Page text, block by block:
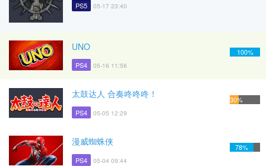
PS5 05-17 23:40
UNO
PS4 05-16 11:56
100%
太鼓达人 合奏咚咚咚！
PS4 05-05 12:29
30%
漫威蜘蛛侠
PS4 05-04 09:44
78%